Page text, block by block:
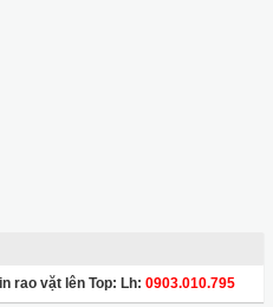
rao vặt lên Top: Lh: 0903.010.795